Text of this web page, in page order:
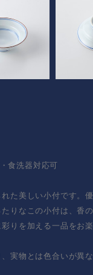
食洗器対応可
た美しい小付です。
りなこの小付は、香
りを加える一品をお楽
実物とは色合いが異